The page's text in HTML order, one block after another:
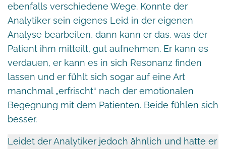
ebenfalls verschiedene Wege. Konnte der
Analytiker sein eigenes Leid in der eigenen
Analyse bearbeiten, dann kann er das, was der
Patient ihm mitteilt, gut aufnehmen. Er kann es
verdauen, er kann es in sich Resonanz finden
lassen und er fühlt sich sogar auf eine Art
manchmal „erfrischt“ nach der emotionalen
Begegnung mit dem Patienten. Beide fühlen sich
besser.
Leidet der Analytiker jedoch ähnlich und hatte er